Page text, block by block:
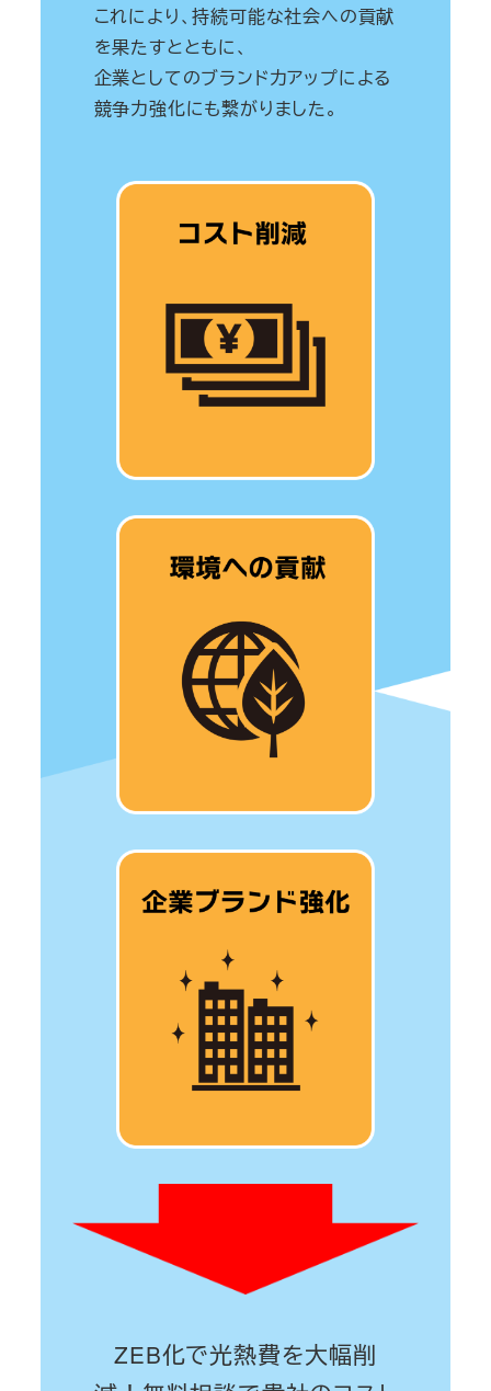
これにより、持続可能な社会への貢献
を果たすとともに、
企業としてのブランド力アップによる
競争力強化にも繋がりました。
ZEB化で光熱費を大幅削